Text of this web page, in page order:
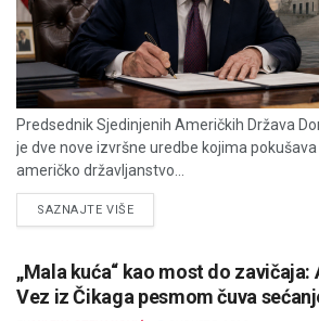
Predsednik Sjedinjenih Američkih Država
je dve nove izvršne uredbe kojima
američko državljanstvo...
SAZNAJTE VIŠEDETAILS
„Mala kuća“ kao most do
Vez iz Čikaga pesmom čuva